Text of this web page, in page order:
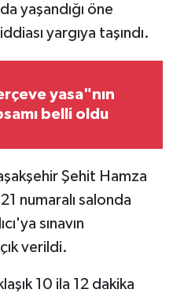
yaşandığı öne
yargıya taşındı.
yasa"nın
belli oldu
Şehit Hamza
numaralı salonda
sınavın
verildi.
10 ila 12 dakika